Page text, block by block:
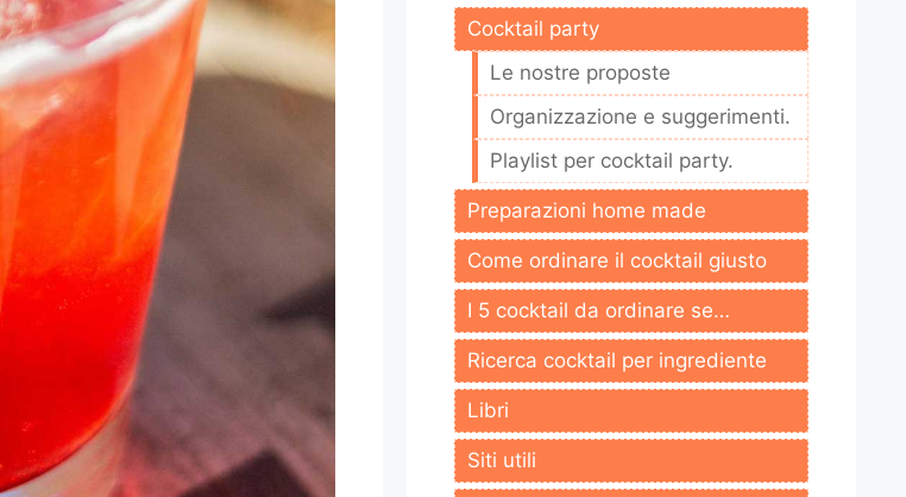
Cocktail party
Le nostre proposte
Organizzazione e suggerimenti.
Playlist per cocktail party.
Preparazioni home made
Come ordinare il cocktail giusto
I 5 cocktail da ordinare se…
Ricerca cocktail per ingrediente
Libri
Siti utili